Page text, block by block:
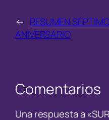
← RESUMEN
ANIVERSARIO
Comentarios
Una respuesta a